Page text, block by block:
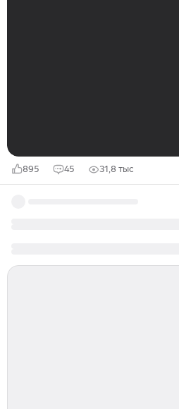
895 45 31,8 тыс